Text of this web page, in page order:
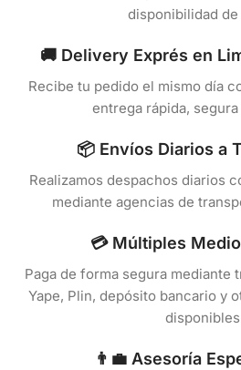
disponibilidad
🚚 Delivery Exprés en
Recibe tu pedido el mismo día
entrega rápida,
📦 Envíos Diarios a
Realizamos despachos diarios
mediante agencias de
💳 Múltiples
Paga de forma segura mediante
Yape, Plin, depósito bancario y
👨‍💼 Asesoría